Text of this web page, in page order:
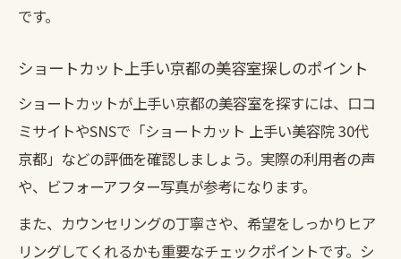
です。
ショートカット上手い京都の美容室探しのポイント
ショートカットが上手い京都の美容室を探すには、口コ
ミサイトやSNSで「ショートカット 上手い美容院 30代
京都」などの評価を確認しましょう。実際の利用者の声
や、ビフォーアフター写真が参考になります。
また、カウンセリングの丁寧さや、希望をしっかりヒア
リングしてくれるかも重要なチェックポイントです。シ